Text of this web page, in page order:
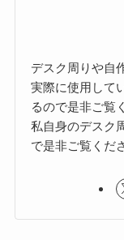
デスク周りや自
実際に使用して
るので是非ご覧
私自身のデスク
で是非ご覧くだ